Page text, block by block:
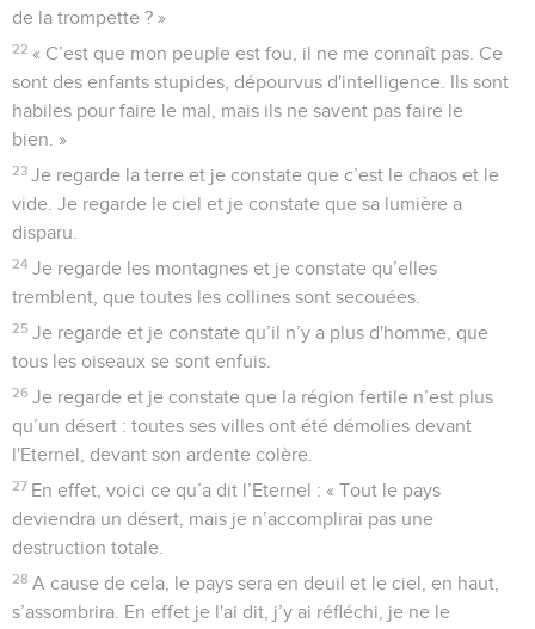
de la trompette ? »
22 « C’est que mon peuple est fou, il ne me connaît pas. Ce
sont des enfants stupides, dépourvus d'intelligence. Ils sont
habiles pour faire le mal, mais ils ne savent pas faire le
bien. »
23 Je regarde la terre et je constate que c’est le chaos et le
vide. Je regarde le ciel et je constate que sa lumière a
disparu.
24 Je regarde les montagnes et je constate qu’elles
tremblent, que toutes les collines sont secouées.
25 Je regarde et je constate qu’il n’y a plus d'homme, que
tous les oiseaux se sont enfuis.
26 Je regarde et je constate que la région fertile n’est plus
qu’un désert : toutes ses villes ont été démolies devant
l'Eternel, devant son ardente colère.
27 En effet, voici ce qu’a dit l’Eternel : « Tout le pays
deviendra un désert, mais je n’accomplirai pas une
destruction totale.
28 A cause de cela, le pays sera en deuil et le ciel, en haut,
s’assombrira. En effet je l'ai dit, j’y ai réfléchi, je ne le